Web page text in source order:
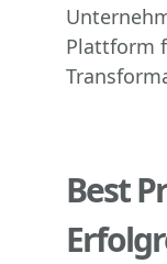
Best